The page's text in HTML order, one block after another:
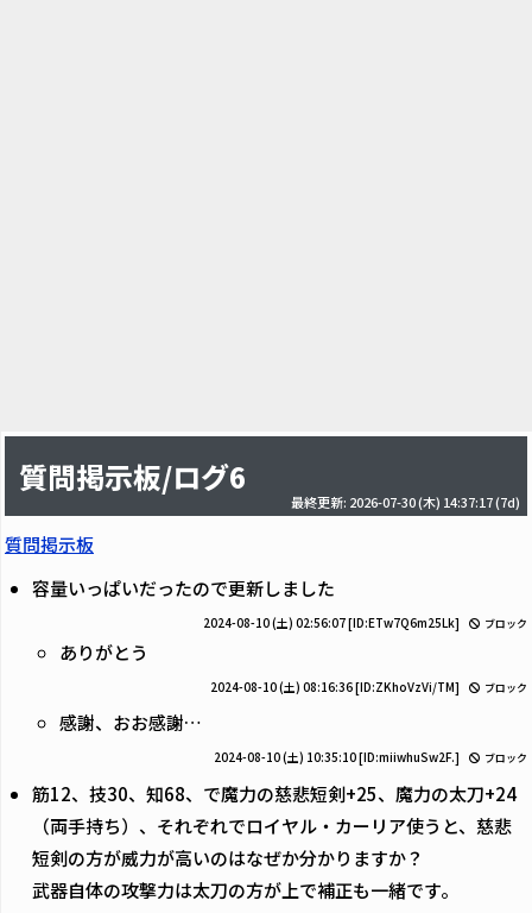
質問掲示板/ログ6
最終更新: 2026-07-30 (木) 14:37:17(7d)
質問掲示板
容量いっぱいだったので更新しました
2024-08-10 (土) 02:56:07[ID:ETw7Q6m25Lk] ブロック
ありがとう
2024-08-10 (土) 08:16:36[ID:ZKhoVzVi/TM] ブロック
感謝、おお感謝…
2024-08-10 (土) 10:35:10[ID:miiwhuSw2F.] ブロック
筋12、技30、知68、で魔力の慈悲短剣+25、魔力の太刀+24
（両手持ち）、それぞれでロイヤル・カーリア使うと、慈悲
短剣の方が威力が高いのはなぜか分かりますか？
武器自体の攻撃力は太刀の方が上で補正も一緒です。